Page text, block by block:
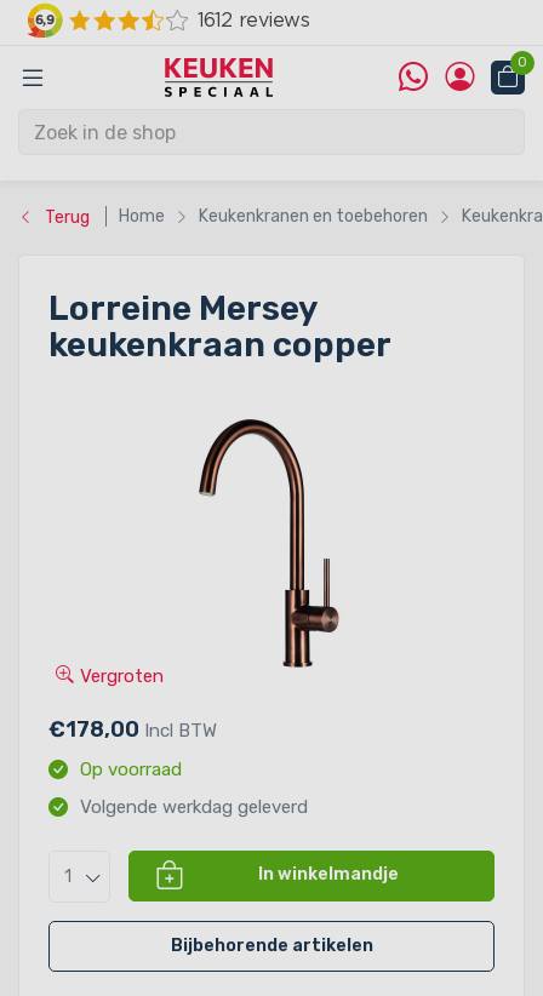
0
Terug Home Keukenkranen en toebehoren
Lorreine Mersey
keukenkraan copper
Vergroten
€178,00 Incl BTW
Op voorraad
Volgende werkdag geleverd
1 In winkelmandje
Bijbehorende artikelen